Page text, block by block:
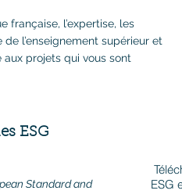
française, l’expertise, les
l’enseignement supérieur et
projets qui vous sont
ESG
Standard and
ESG